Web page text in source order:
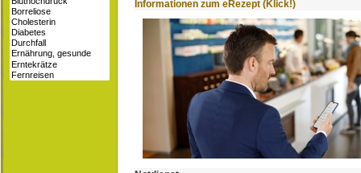
Informationen zum eRezept (Klick!)